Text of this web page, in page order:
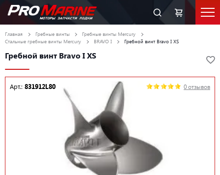
Главная Гребные винты
Гребные винты Mercury
Стальные гребные винты Mercury
BRAVO I Гребной винт Bravo I XS
Гребной винт Bravo I XS
Арт.: 831912L80 0 отзывов